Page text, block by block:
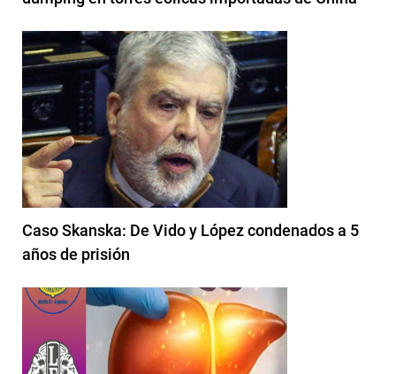
Caso Skanska: De Vido y López condenados a 5
años de prisión